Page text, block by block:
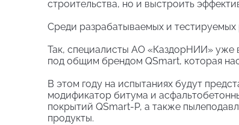
строительства, но и выстроить
Среди разрабатываемых и
Так, специалисты АО «КаздорНИИ» уже
под общим брендом QSmart, которая
В этом году на испытаниях будут
модификатор битума и
покрытий QSmart-P, а также
продукты.